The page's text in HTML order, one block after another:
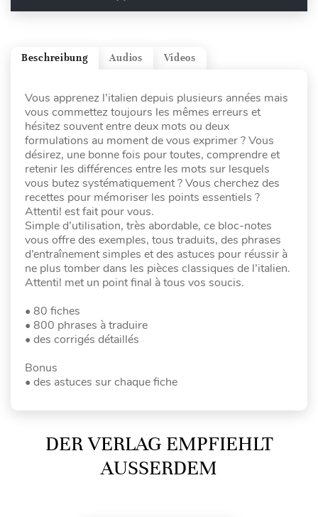
Videos
Audios
Beschreibung
Vous apprenez l’italien depuis plusieurs années mais
vous commettez toujours les mêmes erreurs et
hésitez souvent entre deux mots ou deux
formulations au moment de vous exprimer ? Vous
désirez, une bonne fois pour toutes, comprendre et
retenir les différences entre les mots sur lesquels
vous butez systématiquement ? Vous cherchez des
recettes pour mémoriser les points essentiels ?
Attenti! est fait pour vous.
Simple d’utilisation, très abordable, ce bloc-notes
vous offre des exemples, tous traduits, des phrases
d’entraînement simples et des astuces pour réussir à
ne plus tomber dans les pièces classiques de l’italien.
Attenti! met un point final à tous vos soucis.
• 80 fiches
• 800 phrases à traduire
• des corrigés détaillés
Bonus
• des astuces sur chaque fiche
DER VERLAG EMPFIEHLT
AUSSERDEM